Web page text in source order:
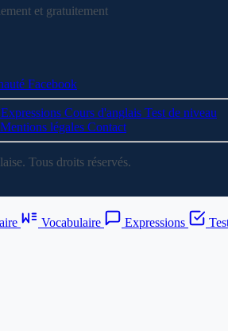
et gratuitement
Facebook
Expressions Cours d'anglais Test de niveau
Mentions légales Contact
Tous droits réservés.
Vocabulaire Expressions